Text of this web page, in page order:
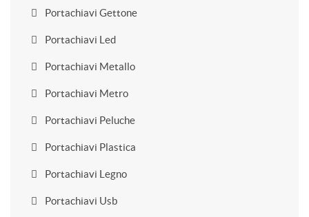
Portachiavi Gettone
Portachiavi Led
Portachiavi Metallo
Portachiavi Metro
Portachiavi Peluche
Portachiavi Plastica
Portachiavi Legno
Portachiavi Usb